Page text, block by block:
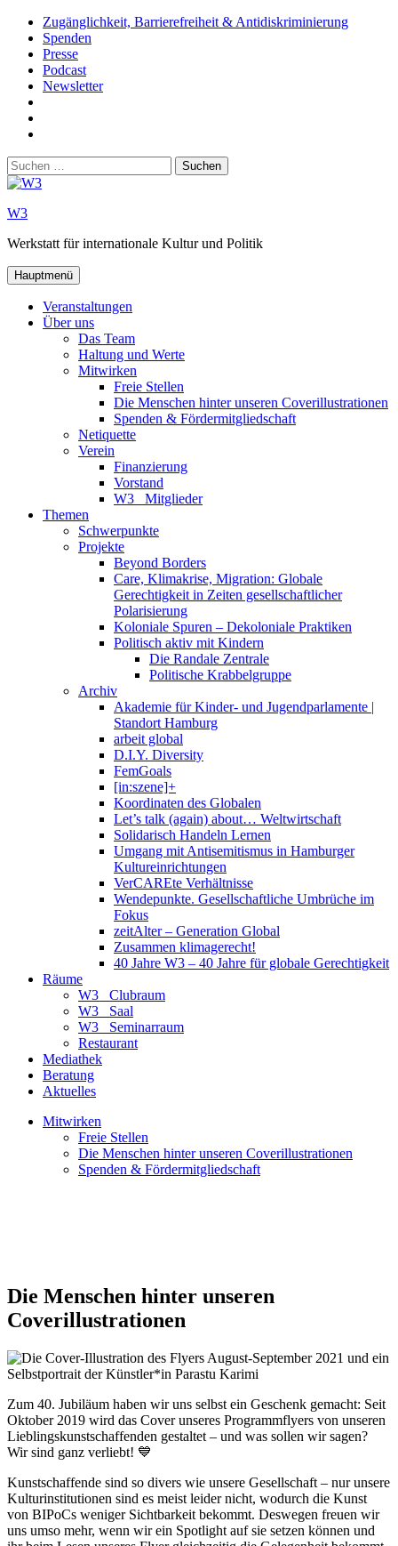
Zum
Inhalt
springen
Zugänglichkeit, Barrierefreiheit & Antidiskriminierung
Spenden
Presse
Podcast
Newsletter
Youtube
Suchen
nach:
W3
Werkstatt für internationale Kultur und Politik
Hauptmenü
Veranstaltungen
Über uns
Das Team
Haltung und Werte
Mitwirken
Freie Stellen
Die Menschen hinter unseren Coverillustrationen
Spenden & Fördermitgliedschaft
Netiquette
Verein
Finanzierung
Vorstand
W3_ Mitglieder
Themen
Schwerpunkte
Projekte
Beyond Borders
Care, Klimakrise, Migration: Globale
Gerechtigkeit in Zeiten gesellschaftlicher
Polarisierung
Koloniale Spuren – Dekoloniale Praktiken
Politisch aktiv mit Kindern
Die Randale Zentrale
Politische Krabbelgruppe
Archiv
Akademie für Kinder- und Jugendparlamente |
Standort Hamburg
arbeit global
D.I.Y. Diversity
FemGoals
[in:szene]+
Koordinaten des Globalen
Let’s talk (again) about… Weltwirtschaft
Solidarisch Handeln Lernen
Umgang mit Antisemitismus in Hamburger
Kultureinrichtungen
VerCAREte Verhältnisse
Wendepunkte. Gesellschaftliche Umbrüche im
Fokus
zeitAlter – Generation Global
Zusammen klimagerecht!
40 Jahre W3 – 40 Jahre für globale Gerechtigkeit
Räume
W3_ Clubraum
W3_ Saal
W3_ Seminarraum
Restaurant
Mediathek
Beratung
Aktuelles
Mitwirken
Freie Stellen
Die Menschen hinter unseren Coverillustrationen
Spenden & Fördermitgliedschaft
Die Menschen hinter unseren
Coverillustrationen
Zum 40. Jubiläum haben wir uns selbst ein Geschenk gemacht: Seit
Oktober 2019 wird das Cover unseres Programmflyers von unseren
Lieblingskunstschaffenden gestaltet – und was sollen wir sagen?
Wir sind ganz verliebt! 💙
Kunstschaffende sind so divers wie unsere Gesellschaft – nur unsere
Kulturinstitutionen sind es meist leider nicht, wodurch die Kunst
von BIPoCs weniger Sichtbarkeit bekommt. Deswegen freuen wir
uns umso mehr, wenn wir ein Spotlight auf sie setzen können und